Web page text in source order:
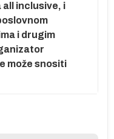
inclusive, i
i drugim
može snositi